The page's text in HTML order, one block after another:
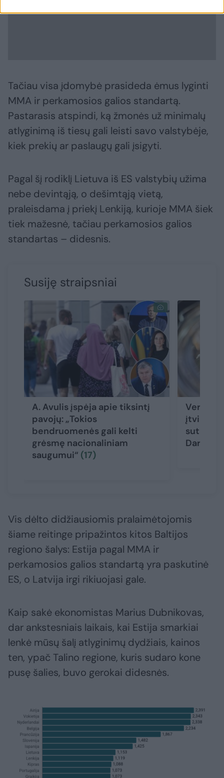
Tačiau visa įdomybė prasideda ėmus lyginti
MMA ir perkamosios galios standartą.
Pastarasis atspindi, ką žmonės už minimalų
atlyginimą iš tiesų gali leisti savo valstybėje,
kiek prekių ar paslaugų gali įsigyti.
Pagal šį rodiklį Lietuva iš ES valstybių užima
nebe devintąją, o dešimtąją vietą,
praleisdama į priekį Lenkiją, kurioje MMA šiek
tiek mažesnė, tačiau perkamosios galios
standartas – didesnis.
Susiję straipsniai
A. Avulis įspėja apie tiksintį
pavojų: „Tokios
bendruomenės gali kelti
grėsmę nacionaliniam
saugumui“ (17)
Verslas
Darbo
Vis dėlto didžiausiomis pralaimėtojomis
šiame reitinge pripažintos kitos Baltijos
regiono šalys: Estija pagal MMA ir
perkamosios galios standartą yra paskutinė
ES, o Latvija irgi rikiuojasi gale.
Kaip sakė ekonomistas Marius Dubnikovas,
dar ankstesniais laikais, kai Estija smarkiai
lenkė mūsų šalį atlyginimų dydžiais, kainos
ten, ypač Talino regione, kuris sudaro kone
pusę šalies, buvo gerokai didesnės.